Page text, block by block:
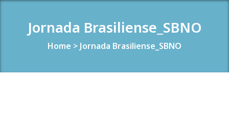
Jornada Brasiliense_SBNO
Home > Jornada Brasiliense_SBNO